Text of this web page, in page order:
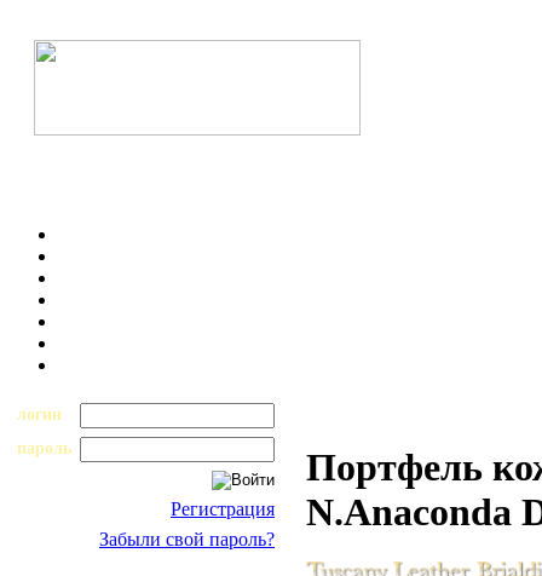
логин
пароль
Регистрация
Забыли свой пароль?
Портфель
N.Anaconda